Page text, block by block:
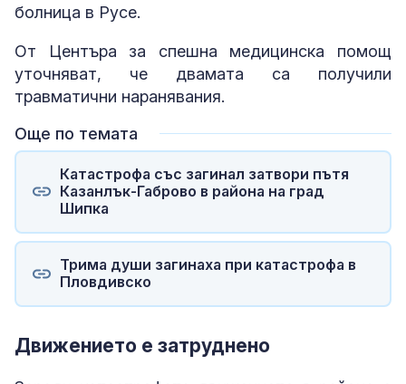
болница в Русе.
От Центъра за спешна медицинска помощ
уточняват, че двамата са получили
травматични наранявания.
Още по темата
Катастрофа със загинал затвори пътя
Казанлък-Габрово в района на град
Шипка
Трима души загинаха при катастрофа в
Пловдивско
Движението е затруднено